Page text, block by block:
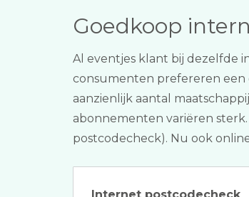
Goedkoop
Al eventjes klant bij dezelfde
consumenten prefereren
aanzienlijk aantal
abonnementen variëren
postcodecheck). Nu ook